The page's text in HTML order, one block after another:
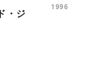
・ジ
1996